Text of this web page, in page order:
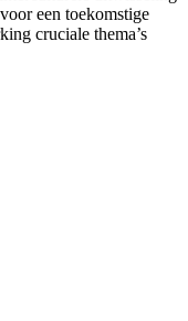
een toekomstige
cruciale thema’s